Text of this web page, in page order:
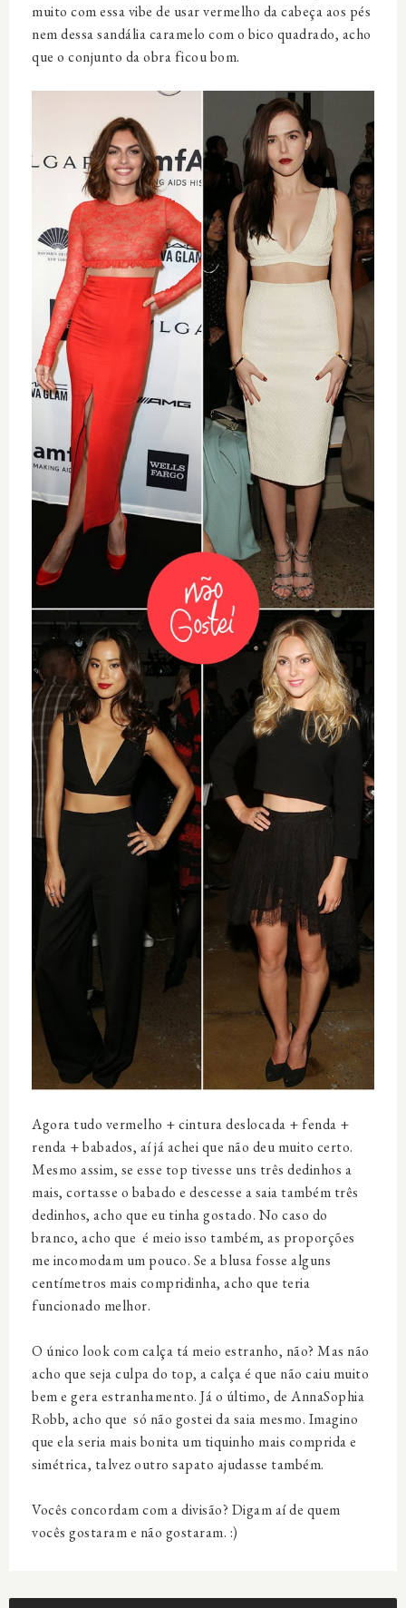
muito com essa vibe de usar vermelho da cabeça aos pés
nem dessa sandália caramelo com o bico quadrado, acho
que o conjunto da obra ficou bom.
Agora tudo vermelho + cintura deslocada + fenda +
renda + babados, aí já achei que não deu muito certo.
Mesmo assim, se esse top tivesse uns três dedinhos a
mais, cortasse o babado e descesse a saia também três
dedinhos, acho que eu tinha gostado. No caso do
branco, acho que é meio isso também, as proporções
me incomodam um pouco. Se a blusa fosse alguns
centímetros mais compridinha, acho que teria
funcionado melhor.
O único look com calça tá meio estranho, não? Mas não
acho que seja culpa do top, a calça é que não caiu muito
bem e gera estranhamento. Já o último, de AnnaSophia
Robb, acho que só não gostei da saia mesmo. Imagino
que ela seria mais bonita um tiquinho mais comprida e
simétrica, talvez outro sapato ajudasse também.
Vocês concordam com a divisão? Digam aí de quem
vocês gostaram e não gostaram. :)